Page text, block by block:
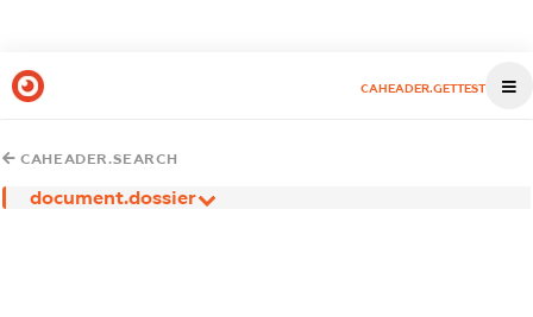
CAHEADER.GETTEST
CAHEADER.SEARCH
document.dossier